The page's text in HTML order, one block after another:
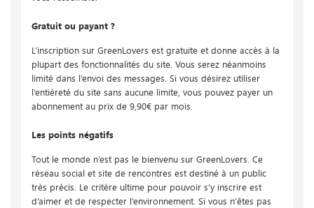
Gratuit ou payant ?
L’inscription sur GreenLovers est gratuite et donne accès à la
plupart des fonctionnalités du site. Vous serez néanmoins
limité dans l’envoi des messages. Si vous désirez utiliser
l’entièreté du site sans aucune limite, vous pouvez payer un
abonnement au prix de 9,90€ par mois.
Les points négatifs
Tout le monde n’est pas le bienvenu sur GreenLovers. Ce
réseau social et site de rencontres est destiné à un public
très précis. Le critère ultime pour pouvoir s’y inscrire est
d’aimer et de respecter l’environnement. Si vous n’êtes pas